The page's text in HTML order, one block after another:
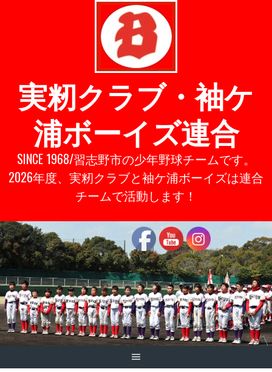
実籾クラブ・袖ケ
浦ボーイズ連合
SINCE 1968/習志野市の少年野球チームです。
2026年度、実籾クラブと袖ケ浦ボーイズは連合
チームで活動します！